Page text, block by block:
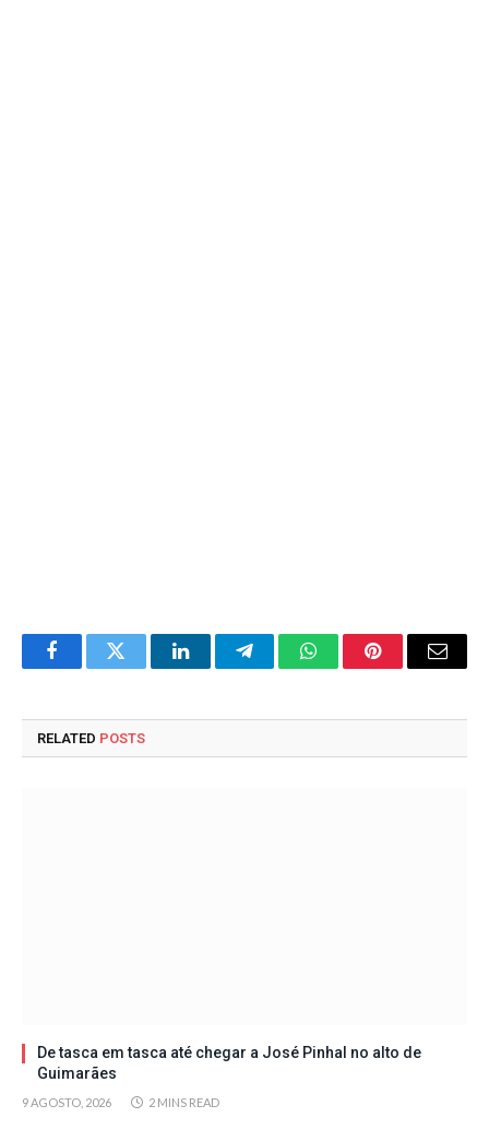
FacebookTwitter LinkedInTelegramWhatsAppPinterestEmail
RELATED POSTS
De tasca em tasca até chegar a José Pinhal no alto de
Guimarães
9 AGOSTO, 2026 2 MINS READ